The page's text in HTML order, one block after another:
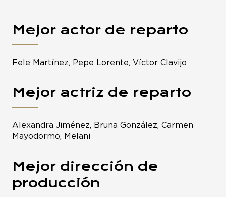
Mejor actor de reparto
Fele Martínez, Pepe Lorente, Víctor Clavijo
Mejor actriz de reparto
Alexandra Jiménez, Bruna González, Carmen
Mayodormo, Melani
Mejor dirección de
producción